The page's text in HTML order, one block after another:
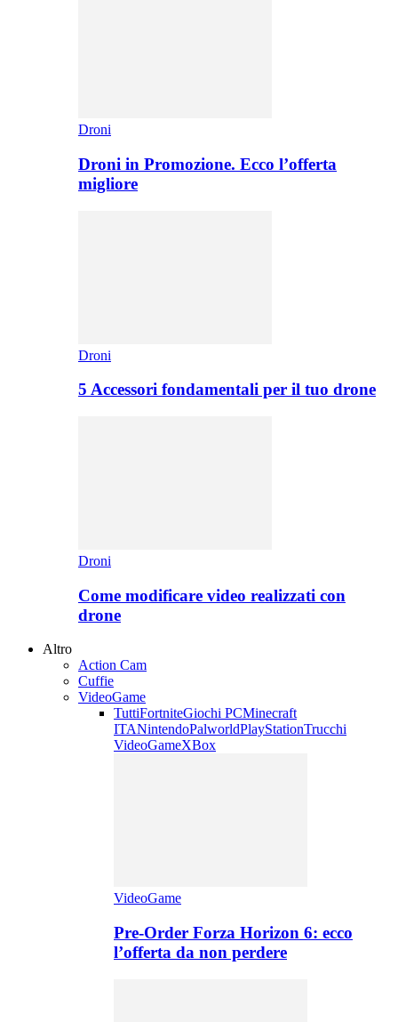
Droni
Droni in Promozione. Ecco l’offerta
migliore
Droni
5 Accessori fondamentali per il tuo drone
Droni
Come modificare video realizzati con
drone
Altro
Action Cam
Cuffie
VideoGame
TuttiFortniteGiochi PCMinecraft
ITANintendoPalworldPlayStationTrucchi
VideoGameXBox
VideoGame
Pre-Order Forza Horizon 6: ecco
l’offerta da non perdere